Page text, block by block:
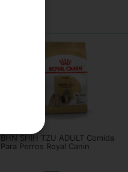
Royal Canin
BHN SHIH TZU ADULT Comida
Para Perros Royal Canin